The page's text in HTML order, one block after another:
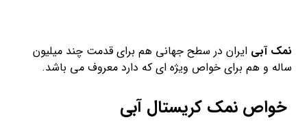
نمک آبی ایران در سطح جهانی هم برای قدمت چند میلیون
ساله و هم برای خواص ویژه ای که دارد معروف می باشد.
خواص نمک کریستال آبی